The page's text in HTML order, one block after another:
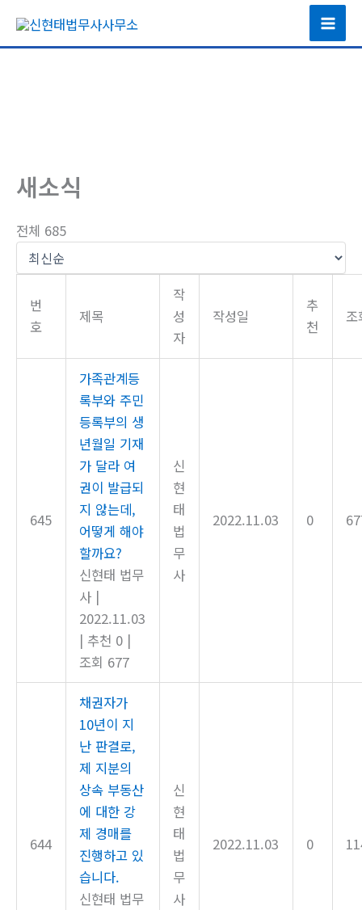
츠
새소식
전체 685
번
호
제목
작
성
자
작성일
추
천
조
645
가족관계등
록부와 주민
등록부의 생
년월일 기재
가 달라 여
권이 발급되
지 않는데,
어떻게 해야
할까요?
신현태 법무
사 |
2022.11.03
| 추천 0 |
조회 677
신
현
태
법
무
사
2022.11.03 0
644
채권자가
10년이 지
난 판결로,
제 지분의
상속 부동산
에 대한 강
제 경매를
진행하고 있
습니다.
신현태 법무
신
현
태
법
무
사
2022.11.03 0